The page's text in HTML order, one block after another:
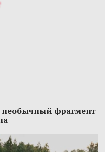
необычный фрагмент